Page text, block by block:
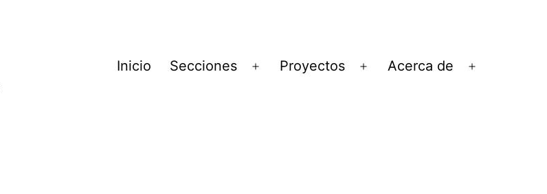
Inicio Secciones
Abrir
Proyectos
Abrir
Acerca de